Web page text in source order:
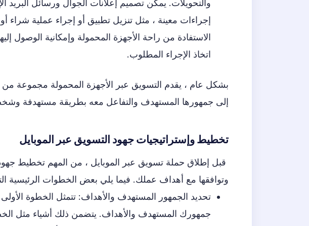
والتحويلات. يمكن تصميم إعلانات الجوال ورسائل البريد
إجراءات معينة ، مثل تنزيل تطبيق أو إجراء عملية شراء
الاستفادة من راحة الأجهزة المحمولة وإمكانية الوصول
اتخاذ الإجراء المطلوب.
بشكل عام ، يقدم التسويق عبر الأجهزة المحمولة مجموعة من
إلى جمهورها المستهدف والتفاعل معه بطريقة مستهدفة
تخطيط وإستراتيجيات جهود التسويق عبر الموبايل
قبل إطلاق حملة تسويق عبر الموبايل ، من المهم تخطيط
وتوافقها مع أهداف عملك. فيما يلي بعض الخطوات الرئيسية
تحديد الجمهور المستهدف والأهداف: تتمثل الخطوة
جمهورك المستهدف والأهداف. يتضمن ذلك أشياء مثل